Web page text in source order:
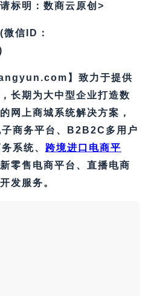
标明：数商云原创>
信ID：
】致力于提供
长期为大中型企业打造数
网上商城系统解决方案，
商务平台、B2B2C多用户
系统、 跨境进口电商平
零售电商平台、直播电商
发服务。